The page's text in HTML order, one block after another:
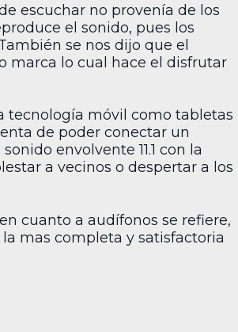
escuchar no provenía de los
el sonido, pues los
se nos dijo que el
marca lo cual hace el disfrutar
tecnología móvil como tabletas
de poder conectar un
envolvente 11.1 con la
a vecinos o despertar a los
cuanto a audífonos se refiere,
mas completa y satisfactoria